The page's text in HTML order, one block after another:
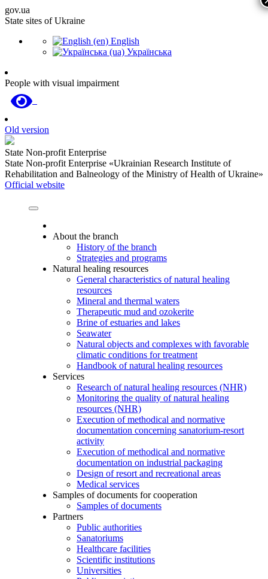
gov.ua
State sites of Ukraine
English
Українська
People with visual impairment
Old version
State Non-profit Enterprise
State Non-profit Enterprise «Ukrainian Research Institute of
Rehabilitation and Balneology of the Ministry of Health of Ukraine»
Official website
About the branch
History of the branch
Strategies and programs
Natural healing resources
General characteristics of natural healing
resources
Mineral and thermal waters
Therapeutic mud and ozokerite
Brine of estuaries and lakes
Seawater
Natural objects and complexes with favorable
climatic conditions for treatment
Handbook of natural healing resources
Services
Research of natural healing resources (NHR)
Monitoring the quality of natural healing
resources (NHR)
Execution of methodical and normative
documentation concerning sanatorium-resort
activity
Execution of methodical and normative
documentation on industrial packaging
Design of resort and recreational areas
Medical services
Samples of documents for cooperation
Samples of documents
Partners
Public authorities
Sanatoriums
Healthcare facilities
Scientific institutions
Universities